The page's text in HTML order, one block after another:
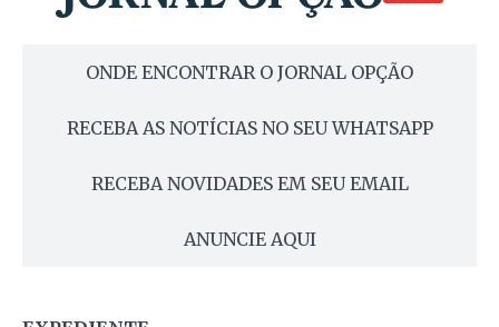
ONDE ENCONTRAR O JORNAL OPÇÃO
RECEBA AS NOTÍCIAS NO SEU WHATSAPP
RECEBA NOVIDADES EM SEU EMAIL
ANUNCIE AQUI